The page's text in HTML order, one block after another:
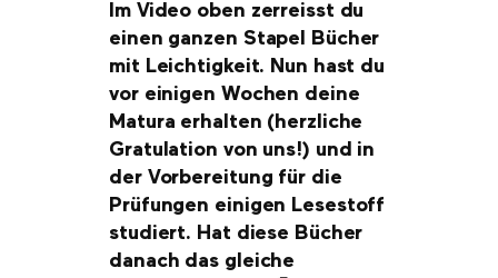
Im Video oben zerreisst du
einen ganzen Stapel Bücher
mit Leichtigkeit. Nun hast du
vor einigen Wochen deine
Matura erhalten (herzliche
Gratulation von uns!) und in
der Vorbereitung für die
Prüfungen einigen Lesestoff
studiert. Hat diese Bücher
danach das gleiche